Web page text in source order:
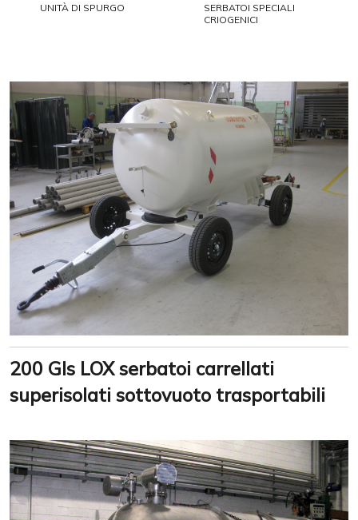
UNITÀ DI SPURGO
SERBATOI SPECIALI
CRIOGENICI
200 Gls LOX serbatoi carrellati
superisolati sottovuoto trasportabili